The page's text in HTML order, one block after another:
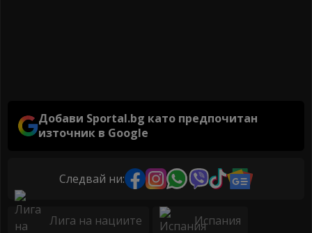
Добави Sportal.bg като предпочитан
източник в Google
Следвай ни:
Лига на нациите Испания